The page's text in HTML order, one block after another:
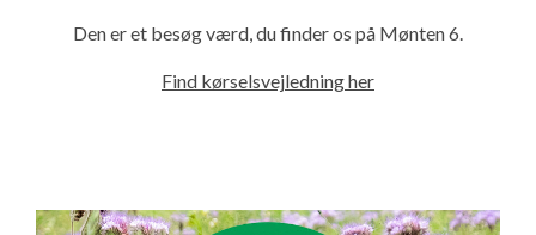
Den er et besøg værd, du finder os på Mønten 6.
Find kørselsvejledning her